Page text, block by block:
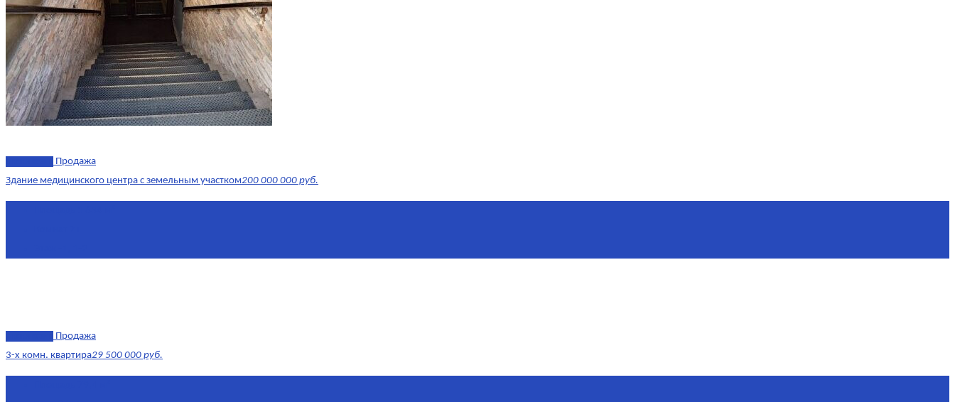
Продажа
Здание медицинского центра с земельным участком200 000 000 руб.
Продажа
3-х комн. квартира29 500 000 руб.